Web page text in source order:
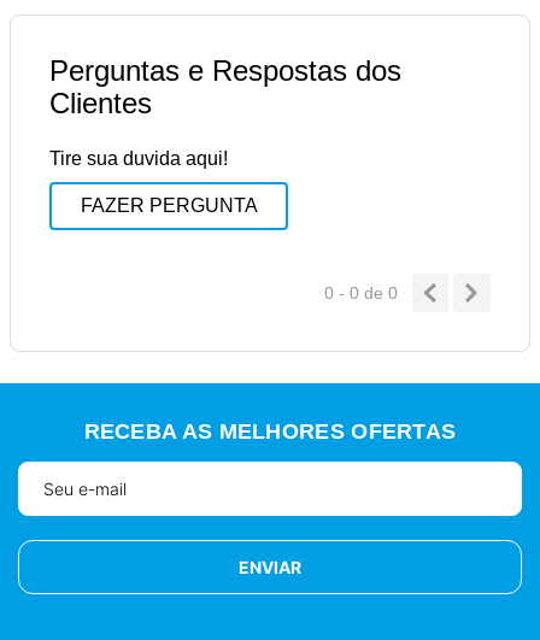
Perguntas e Respostas dos
Clientes
Tire sua duvida aqui!
FAZER PERGUNTA
0 - 0 de 0
RECEBA AS MELHORES OFERTAS
ENVIAR